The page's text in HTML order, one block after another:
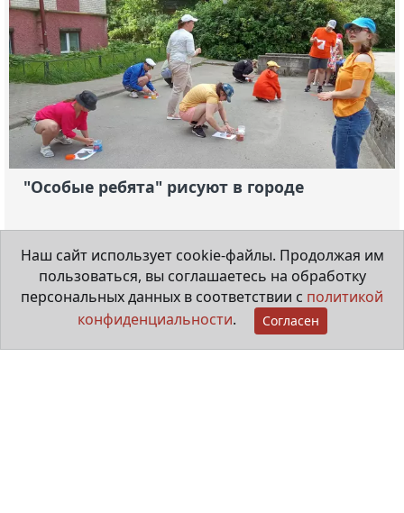
"Особые ребята" рисуют в городе
Видеорепортаж
Наш сайт использует cookie-файлы. Продолжая им
пользоваться, вы соглашаетесь на обработку
персональных данных в соответствии с политикой
конфиденциальности. Согласен